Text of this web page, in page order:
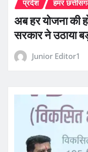
प्रदेश हमर
अब हर योजना की
सरकार ने उठाया
Junior Editor1